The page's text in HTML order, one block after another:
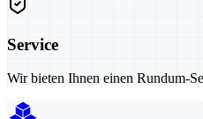
Service
Wir bieten Ihnen einen Rundum-